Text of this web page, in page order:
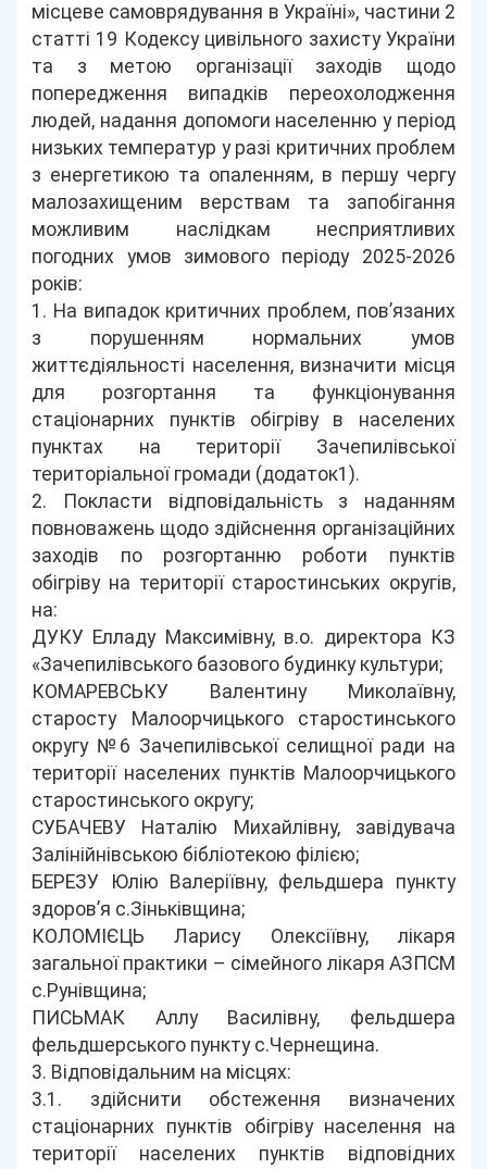
місцеве самоврядування в Україні», частини 2
статті 19 Кодексу цивільного захисту України
та з метою організації заходів щодо
попередження випадків переохолодження
людей, надання допомоги населенню у період
низьких температур у разі критичних проблем
з енергетикою та опаленням, в першу чергу
малозахищеним верствам та запобігання
можливим наслідкам несприятливих
погодних умов зимового періоду 2025-2026
років:
1. На випадок критичних проблем, пов’язаних
з порушенням нормальних умов
життєдіяльності населення, визначити місця
для розгортання та функціонування
стаціонарних пунктів обігріву в населених
пунктах на території Зачепилівської
територіальної громади (додаток1).
2. Покласти відповідальність з наданням
повноважень щодо здійснення організаційних
заходів по розгортанню роботи пунктів
обігріву на території старостинських округів,
на:
ДУКУ Елладу Максимівну, в.о. директора КЗ
«Зачепилівського базового будинку культури;
КОМАРЕВСЬКУ Валентину Миколаївну,
старосту Малоорчицького старостинського
округу №6 Зачепилівської селищної ради на
території населених пунктів Малоорчицького
старостинського округу;
СУБАЧЕВУ Наталію Михайлівну, завідувача
Залінійнівською бібліотекою філією;
БЕРЕЗУ Юлію Валеріївну, фельдшера пункту
здоров’я с.Зіньківщина;
КОЛОМІЄЦЬ Ларису Олексіївну, лікаря
загальної практики – сімейного лікаря АЗПСМ
с.Рунівщина;
ПИСЬМАК Аллу Василівну, фельдшера
фельдшерського пункту с.Чернещина.
3. Відповідальним на місцях:
3.1. здійснити обстеження визначених
стаціонарних пунктів обігріву населення на
території населених пунктів відповідних